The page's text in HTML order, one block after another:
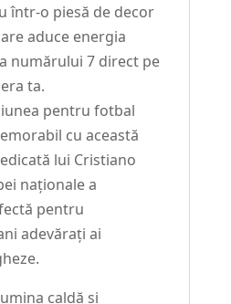
într-o piesă de decor
aduce energia
numărului 7 direct pe
ta.
pentru fotbal
cu această
lui Cristiano
naționale a
pentru
adevărați ai
caldă și